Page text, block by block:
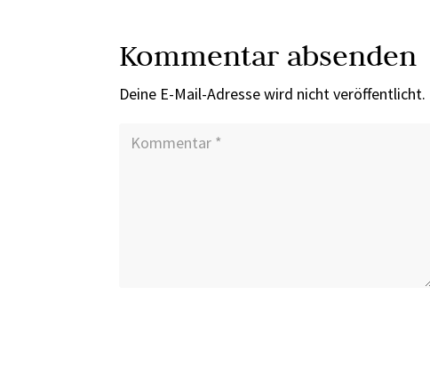
Kommentar absenden
Deine E-Mail-Adresse wird nicht veröffentlicht.